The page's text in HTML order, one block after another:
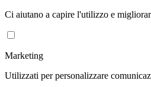
Ci aiutano a capire l'utilizzo e
Marketing
Utilizzati per personalizzare